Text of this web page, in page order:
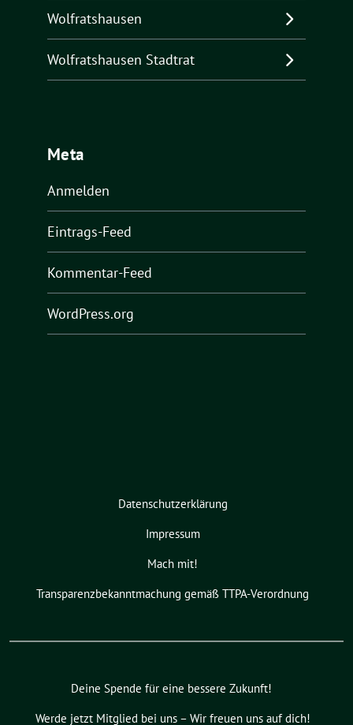
Wolfratshausen
Wolfratshausen Stadtrat
Meta
Anmelden
Eintrags-Feed
Kommentar-Feed
WordPress.org
Datenschutzerklärung
Impressum
Mach mit!
Transparenzbekanntmachung gemäß TTPA-Verordnung
Deine Spende für eine bessere Zukunft!
Werde jetzt Mitglied bei uns – Wir freuen uns auf dich!